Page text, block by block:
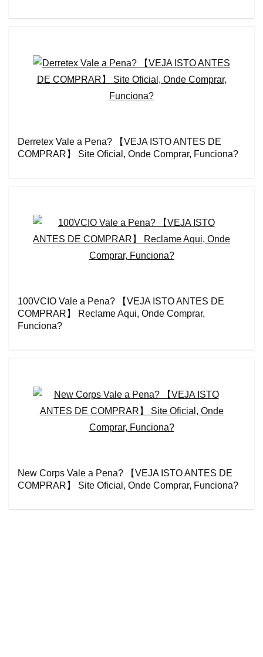
Derretex Vale a Pena? 【VEJA ISTO ANTES DE
COMPRAR】 Site Oficial, Onde Comprar, Funciona?
100VCIO Vale a Pena? 【VEJA ISTO ANTES DE
COMPRAR】 Reclame Aqui, Onde Comprar,
Funciona?
New Corps Vale a Pena? 【VEJA ISTO ANTES DE
COMPRAR】 Site Oficial, Onde Comprar, Funciona?